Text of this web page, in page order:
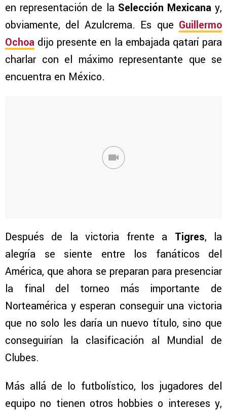
en representación de la Selección Mexicanay,
obviamente, del Azulcrema. Es que Guillermo
Ochoa dijo presente en la embajada qatarí para
charlar con el máximo representante que se
encuentra en México.
Después de la victoria frente a Tigres, la
alegría se siente entre los fanáticos del
América, que ahora se preparan para presenciar
la final del torneo más importante de
Norteamérica y esperan conseguir una victoria
que no solo les daría un nuevo título, sino que
conseguirían la clasificación al Mundial de
Clubes.
Más allá de lo futbolístico, los jugadores del
equipo no tienen otros hobbies o intereses y,